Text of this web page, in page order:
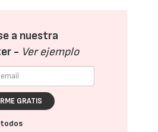
a nuestra
- Ver ejemplo
GRATIS